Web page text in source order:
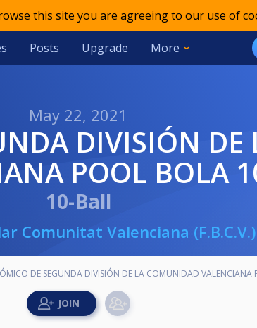
this site you are agreeing to our use of
Posts Upgrade More
May 22, 2021
POOL BOLA
10-Ball
Comunitat Valenciana (F.B.C.V.)
DE SEGUNDA DIVISIÓN DE LA COMUNIDAD VALENCIANA